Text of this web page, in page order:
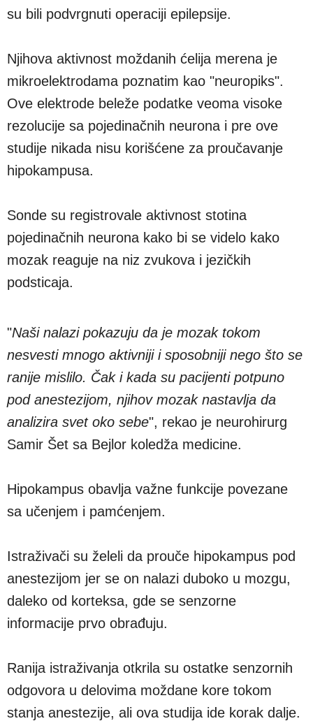
su bili podvrgnuti operaciji epilepsije.
Njihova aktivnost moždanih ćelija merena je
mikroelektrodama poznatim kao "neuropiks".
Ove elektrode beleže podatke veoma visoke
rezolucije sa pojedinačnih neurona i pre ove
studije nikada nisu korišćene za proučavanje
hipokampusa.
Sonde su registrovale aktivnost stotina
pojedinačnih neurona kako bi se videlo kako
mozak reaguje na niz zvukova i jezičkih
podsticaja.
"Naši nalazi pokazuju da je mozak tokom
nesvesti mnogo aktivniji i sposobniji nego što se
ranije mislilo. Čak i kada su pacijenti potpuno
pod anestezijom, njihov mozak nastavlja da
analizira svet oko sebe", rekao je neurohirurg
Samir Šet sa Bejlor koledža medicine.
Hipokampus obavlja važne funkcije povezane
sa učenjem i pamćenjem.
Istraživači su želeli da prouče hipokampus pod
anestezijom jer se on nalazi duboko u mozgu,
daleko od korteksa, gde se senzorne
informacije prvo obrađuju.
Ranija istraživanja otkrila su ostatke senzornih
odgovora u delovima moždane kore tokom
stanja anestezije, ali ova studija ide korak dalje.